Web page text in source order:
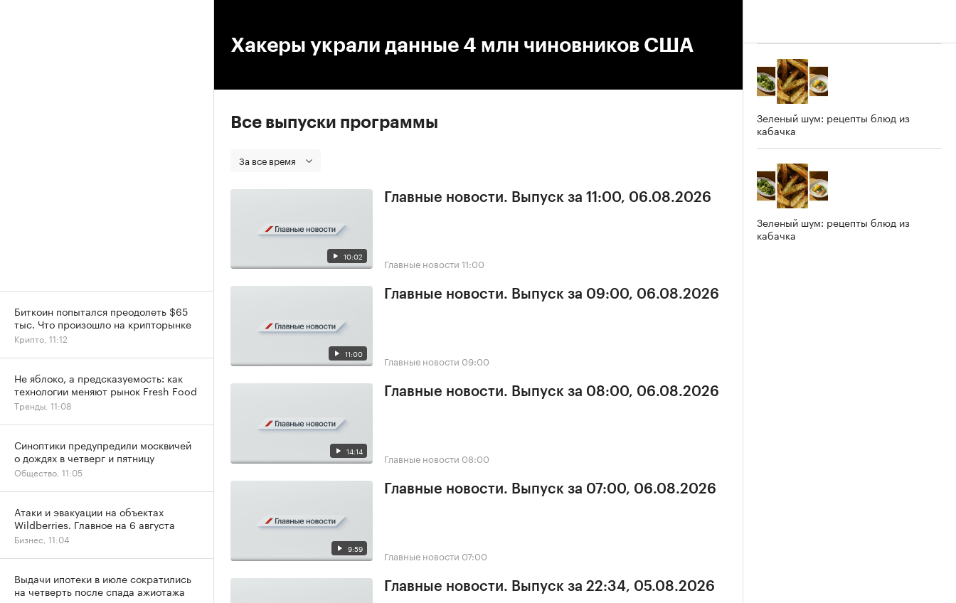
Хакеры украли данные 4 млн чиновников США
Все выпуски программы
За все время
10:02
Главные новости. Выпуск за 11:00, 06.08.2026
Главные новости 11:00
11:00
Главные новости. Выпуск за 09:00, 06.08.2026
Главные новости 09:00
14:14
Главные новости. Выпуск за 08:00, 06.08.2026
Главные новости 08:00
9:59
Главные новости. Выпуск за 07:00, 06.08.2026
Главные новости 07:00
Главные новости. Выпуск за 22:34, 05.08.2026
Зеленый шум: рецепты блюд из
кабачка
Зеленый шум: рецепты блюд из
кабачка
Биткоин попытался преодолеть $65
тыс. Что произошло на крипторынке
Крипто, 11:12
Не яблоко, а предсказуемость: как
технологии меняют рынок Fresh Food
Тренды, 11:08
Синоптики предупредили москвичей
о дождях в четверг и пятницу
Общество, 11:05
Атаки и эвакуации на объектах
Wildberries. Главное на 6 августа
Бизнес, 11:04
Выдачи ипотеки в июле сократились
на четверть после спада ажиотажа